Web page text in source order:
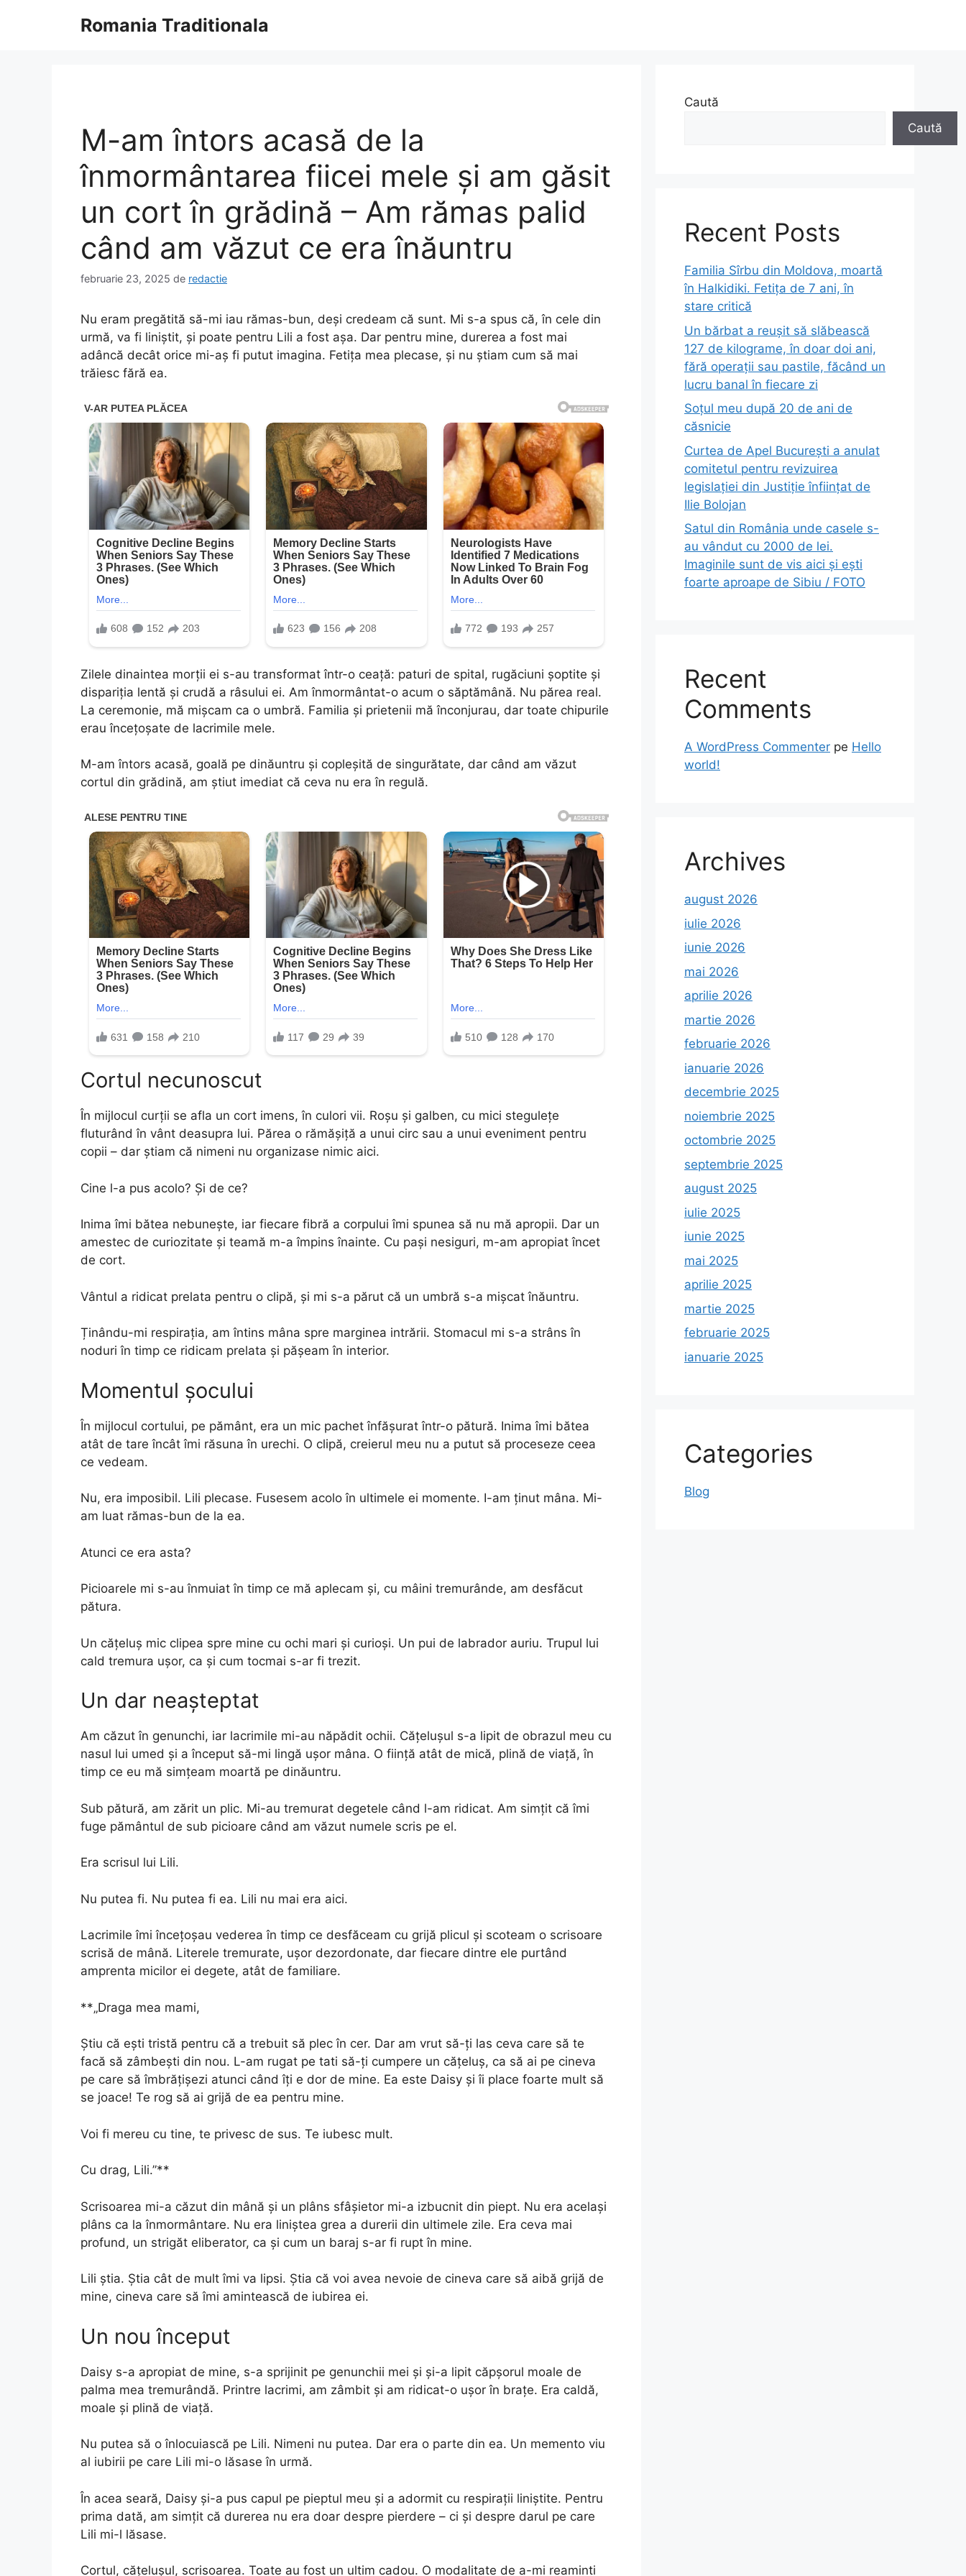
Romania Traditionala
M-am întors acasă de la
înmormântarea fiicei mele și am găsit
un cort în grădină – Am rămas palid
când am văzut ce era înăuntru
februarie 23, 2025 de redactie
Nu eram pregătită să-mi iau rămas-bun, deși credeam că sunt. Mi s-a spus că, în cele din
urmă, va fi liniștit, și poate pentru Lili a fost așa. Dar pentru mine, durerea a fost mai
adâncă decât orice mi-aș fi putut imagina. Fetița mea plecase, și nu știam cum să mai
trăiesc fără ea.
Zilele dinaintea morții ei s-au transformat într-o ceață: paturi de spital, rugăciuni șoptite și
dispariția lentă și crudă a râsului ei. Am înmormântat-o acum o săptămână. Nu părea real.
La ceremonie, mă mișcam ca o umbră. Familia și prietenii mă înconjurau, dar toate chipurile
erau încețoșate de lacrimile mele.
M-am întors acasă, goală pe dinăuntru și copleșită de singurătate, dar când am văzut
cortul din grădină, am știut imediat că ceva nu era în regulă.
Cortul necunoscut
În mijlocul curții se afla un cort imens, în culori vii. Roșu și galben, cu mici stegulețe
fluturând în vânt deasupra lui. Părea o rămășiță a unui circ sau a unui eveniment pentru
copii – dar știam că nimeni nu organizase nimic aici.
Cine l-a pus acolo? Și de ce?
Inima îmi bătea nebunește, iar fiecare fibră a corpului îmi spunea să nu mă apropii. Dar un
amestec de curiozitate și teamă m-a împins înainte. Cu pași nesiguri, m-am apropiat încet
de cort.
Vântul a ridicat prelata pentru o clipă, și mi s-a părut că un umbră s-a mișcat înăuntru.
Ținându-mi respirația, am întins mâna spre marginea intrării. Stomacul mi s-a strâns în
noduri în timp ce ridicam prelata și pășeam în interior.
Momentul șocului
În mijlocul cortului, pe pământ, era un mic pachet înfășurat într-o pătură. Inima îmi bătea
atât de tare încât îmi răsuna în urechi. O clipă, creierul meu nu a putut să proceseze ceea
ce vedeam.
Nu, era imposibil. Lili plecase. Fusesem acolo în ultimele ei momente. I-am ținut mâna. Mi-
am luat rămas-bun de la ea.
Atunci ce era asta?
Picioarele mi s-au înmuiat în timp ce mă aplecam și, cu mâini tremurânde, am desfăcut
pătura.
Un cățeluș mic clipea spre mine cu ochi mari și curioși. Un pui de labrador auriu. Trupul lui
cald tremura ușor, ca și cum tocmai s-ar fi trezit.
Un dar neașteptat
Am căzut în genunchi, iar lacrimile mi-au năpădit ochii. Cățelușul s-a lipit de obrazul meu cu
nasul lui umed și a început să-mi lingă ușor mâna. O ființă atât de mică, plină de viață, în
timp ce eu mă simțeam moartă pe dinăuntru.
Sub pătură, am zărit un plic. Mi-au tremurat degetele când l-am ridicat. Am simțit că îmi
fuge pământul de sub picioare când am văzut numele scris pe el.
Era scrisul lui Lili.
Nu putea fi. Nu putea fi ea. Lili nu mai era aici.
Lacrimile îmi încețoșau vederea în timp ce desfăceam cu grijă plicul și scoteam o scrisoare
scrisă de mână. Literele tremurate, ușor dezordonate, dar fiecare dintre ele purtând
amprenta micilor ei degete, atât de familiare.
**„Draga mea mami,
Știu că ești tristă pentru că a trebuit să plec în cer. Dar am vrut să-ți las ceva care să te
facă să zâmbești din nou. L-am rugat pe tati să-ți cumpere un cățeluș, ca să ai pe cineva
pe care să îmbrățișezi atunci când îți e dor de mine. Ea este Daisy și îi place foarte mult să
se joace! Te rog să ai grijă de ea pentru mine.
Voi fi mereu cu tine, te privesc de sus. Te iubesc mult.
Cu drag, Lili.”**
Scrisoarea mi-a căzut din mână și un plâns sfâșietor mi-a izbucnit din piept. Nu era același
plâns ca la înmormântare. Nu era liniștea grea a durerii din ultimele zile. Era ceva mai
profund, un strigăt eliberator, ca și cum un baraj s-ar fi rupt în mine.
Lili știa. Știa cât de mult îmi va lipsi. Știa că voi avea nevoie de cineva care să aibă grijă de
mine, cineva care să îmi amintească de iubirea ei.
Un nou început
Daisy s-a apropiat de mine, s-a sprijinit pe genunchii mei și și-a lipit căpșorul moale de
palma mea tremurândă. Printre lacrimi, am zâmbit și am ridicat-o ușor în brațe. Era caldă,
moale și plină de viață.
Nu putea să o înlocuiască pe Lili. Nimeni nu putea. Dar era o parte din ea. Un memento viu
al iubirii pe care Lili mi-o lăsase în urmă.
În acea seară, Daisy și-a pus capul pe pieptul meu și a adormit cu respirații liniștite. Pentru
prima dată, am simțit că durerea nu era doar despre pierdere – ci și despre darul pe care
Lili mi-l lăsase.
Cortul, cățelușul, scrisoarea. Toate au fost un ultim cadou. O modalitate de a-mi reaminti
Caută
Caută
Recent Posts
Familia Sîrbu din Moldova, moartă
în Halkidiki. Fetița de 7 ani, în
stare critică
Un bărbat a reușit să slăbească
127 de kilograme, în doar doi ani,
fără operații sau pastile, făcând un
lucru banal în fiecare zi
Soțul meu după 20 de ani de
căsnicie
Curtea de Apel București a anulat
comitetul pentru revizuirea
legislației din Justiție înființat de
Ilie Bolojan
Satul din România unde casele s-
au vândut cu 2000 de lei.
Imaginile sunt de vis aici și ești
foarte aproape de Sibiu / FOTO
Recent
Comments
A WordPress Commenter pe Hello
world!
Archives
august 2026
iulie 2026
iunie 2026
mai 2026
aprilie 2026
martie 2026
februarie 2026
ianuarie 2026
decembrie 2025
noiembrie 2025
octombrie 2025
septembrie 2025
august 2025
iulie 2025
iunie 2025
mai 2025
aprilie 2025
martie 2025
februarie 2025
ianuarie 2025
Categories
Blog